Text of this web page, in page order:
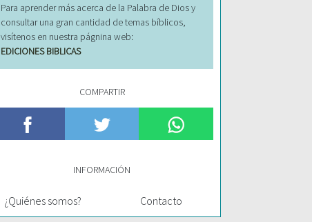
Para aprender más acerca de la Palabra de Dios y
consultar una gran cantidad de temas bíblicos,
visítenos en nuestra págnina web:
EDICIONES BIBLICAS
COMPARTIR
INFORMACIÓN
¿Quiénes somos? Contacto